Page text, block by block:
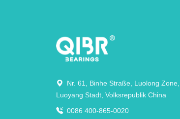
Nr. 61, Binhe Straße, Luolong Zone,
Luoyang Stadt, Volksrepublik China
0086 400-865-0020